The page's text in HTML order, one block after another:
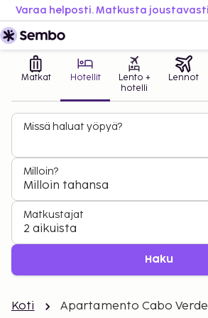
Matkat Hotellit
Lento +
hotelli
Lennot
Missä haluat yöpyä?
Milloin?
Milloin tahansa
Matkustajat
2 aikuista
Haku
Koti Apartamento Cabo Verde